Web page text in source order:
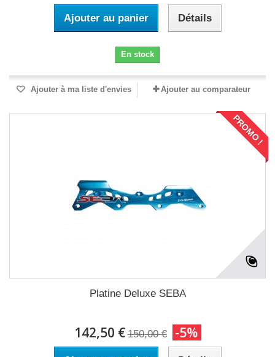
Ajouter au panier Détails
En stock
Ajouter à ma liste d'envies Ajouter au comparateur
PROMO !
Platine Deluxe SEBA
142,50 € 150,00 € -5%